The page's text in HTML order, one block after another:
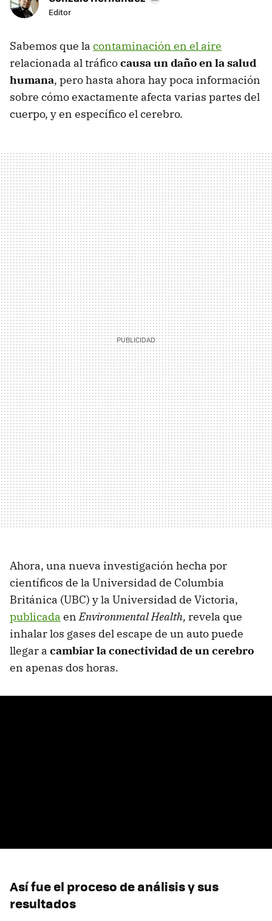
Editor
Sabemos que la contaminación en el aire
relacionada al tráficocausa un daño en la salud
humana, pero hasta ahora hay poca información
sobre cómo exactamente afecta varias partes del
cuerpo, y en específico el cerebro.
Ahora, una nueva investigación hecha por
científicos de la Universidad de Columbia
Británica (UBC) y la Universidad de Victoria,
publicada enEnvironmental Health, revela que
inhalar los gases del escape de un auto puede
llegar a cambiar la conectividad de un cerebro
en apenas dos horas.
Así fue el proceso de análisis y sus
resultados